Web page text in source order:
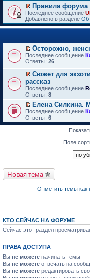
й
т
и
к
п
в
о
м
у
н
е
п
р
о
ч
и
т
а
н
о
о
б
щ
П
е
р
е
т
и
к
п
р
о
м
у
н
е
п
р
н
о
м
е
н
и
Правила форума
Последнее сообщение
Добавлено в разделе
П
е
е
й
т
и
к
п
е
р
в
р
о
ч
и
м
у
с
о
б
щ
е
и
Осторожно,
Последнее сообщение
Ответы: 26
П
е
р
е
й
т
и
к
у
е
а
н
н
м
у
с
о
о
Сюжет для
рассказ
Последнее сообщение
Ответы: 8
П
е
р
е
в
р
о
ч
т
а
н
н
о
Елена Силкина.
Последнее сообщение
Ответы: 6
Поле
Новая тема
Отметить темы как
КТО СЕЙЧАС НА ФОРУМЕ
Сейчас этот раздел
ПРАВА ДОСТУПА
Вы не можете начинать темы
Вы не можете отвечать на
Вы не можете редактировать